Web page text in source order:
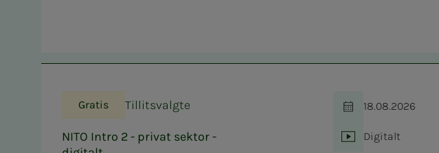
Gratis Tillitsvalgte
NITO Intro 2 - privat sektor -
Tid
18.08.2026
Sted
Digitalt